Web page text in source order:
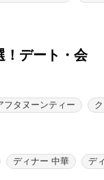
デート・会
フタヌーンティー
ディナー 中華 デ